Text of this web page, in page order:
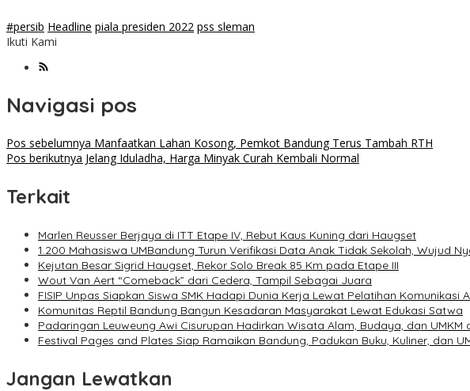
#persib Headline piala presiden 2022 pss sleman
Ikuti Kami
Navigasi pos
Pos sebelumnya Manfaatkan Lahan Kosong, Pemkot Bandung Terus Tambah RTH
Pos berikutnya Jelang Iduladha, Harga Minyak Curah Kembali Normal
Terkait
Marlen Reusser Berjaya di ITT Etape IV, Rebut Kaus Kuning dari Haugset
1.200 Mahasiswa UMBandung Turun Verifikasi Data Anak Tidak Sekolah, Wujud
Kejutan Besar Sigrid Haugset, Rekor Solo Break 85 Km pada Etape III
Wout Van Aert “Comeback” dari Cedera, Tampil Sebagai Juara
FISIP Unpas Siapkan Siswa SMK Hadapi Dunia Kerja Lewat Pelatihan Komunikasi
Komunitas Reptil Bandung Bangun Kesadaran Masyarakat Lewat Edukasi Satwa
Padaringan Leuweung Awi Cisurupan Hadirkan Wisata Alam, Budaya, dan UMKM
Festival Pages and Plates Siap Ramaikan Bandung, Padukan Buku, Kuliner, dan
Jangan Lewatkan